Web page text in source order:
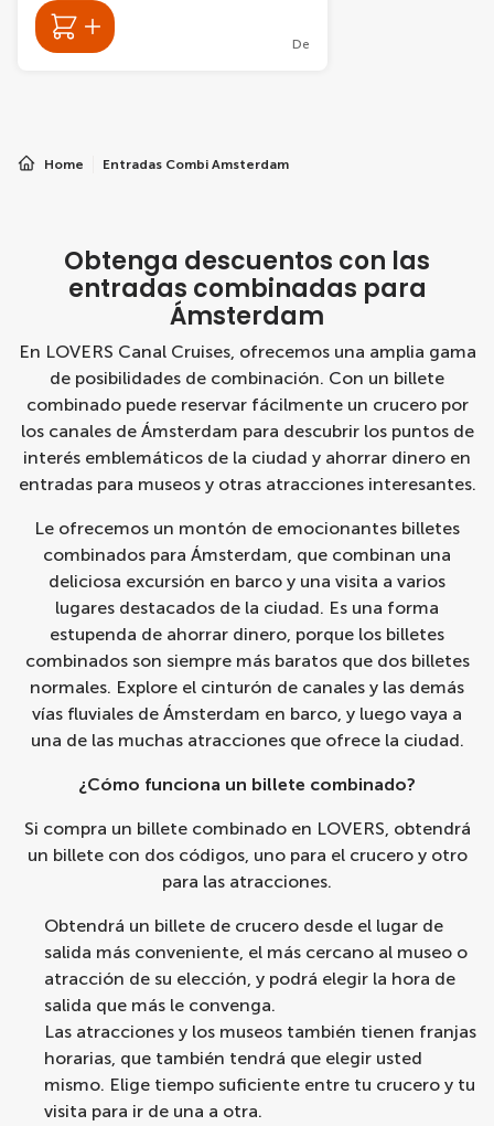
De
Home Entradas Combi Amsterdam
Obtenga descuentos con las
entradas combinadas para
Ámsterdam
En LOVERS Canal Cruises, ofrecemos una amplia gama
de posibilidades de combinación. Con un billete
combinado puede reservar fácilmente un crucero por
los canales de Ámsterdam para descubrir los puntos de
interés emblemáticos de la ciudad y ahorrar dinero en
entradas para museos y otras atracciones interesantes.
Le ofrecemos un montón de emocionantes billetes
combinados para Ámsterdam, que combinan una
deliciosa excursión en barco y una visita a varios
lugares destacados de la ciudad. Es una forma
estupenda de ahorrar dinero, porque los billetes
combinados son siempre más baratos que dos billetes
normales. Explore el cinturón de canales y las demás
vías fluviales de Ámsterdam en barco, y luego vaya a
una de las muchas atracciones que ofrece la ciudad.
¿Cómo funciona un billete combinado?
Si compra un billete combinado en LOVERS, obtendrá
un billete con dos códigos, uno para el crucero y otro
para las atracciones.
Obtendrá un billete de crucero desde el lugar de
salida más conveniente, el más cercano al museo o
atracción de su elección, y podrá elegir la hora de
salida que más le convenga.
Las atracciones y los museos también tienen franjas
horarias, que también tendrá que elegir usted
mismo. Elige tiempo suficiente entre tu crucero y tu
visita para ir de una a otra.